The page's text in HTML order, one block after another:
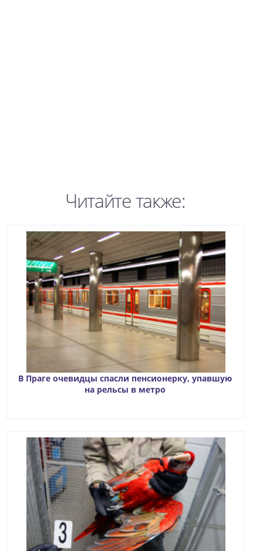
Читайте также:
В Праге очевидцы спасли пенсионерку, упавшую
на рельсы в метро